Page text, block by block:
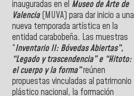
inauguradas en el Museo de Arte de
Valencia(MUVA) para dar inicio a una
nueva temporada artística en la
entidad carabobeña. Las muestras
“Inventario II: Bóvedas Abiertas”,
“Legado y trascendencia” e “Hitoto:
el cuerpo y la forma”reúnen
propuestas vinculadas al patrimonio
plástico nacional, la formación